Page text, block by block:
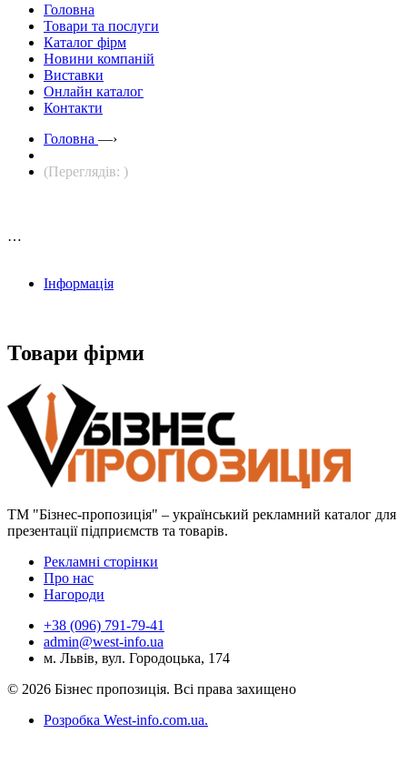
Головна
Товари та послуги
Каталог фірм
Новини компаній
Виставки
Онлайн каталог
Контакти
Головна —›
(Переглядів: )
…
Інформація
Товари фірми
ТМ "Бізнес-пропозиція" – український рекламний каталог для
презентації підприємств та товарів.
Рекламні сторінки
Про нас
Нагороди
+38 (096) 791-79-41
admin@west-info.ua
м. Львів, вул. Городоцька, 174
© 2026 Бізнес пропозиція. Всі права захищено
Розробка West-info.com.ua.